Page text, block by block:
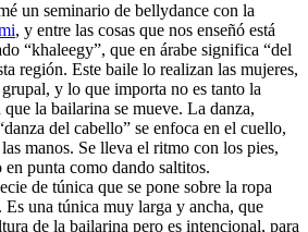
un seminario de bellydance con la
, y entre las cosas que nos enseñó está
“khaleegy”, que en árabe significa “del
región. Este baile lo realizan las mujeres,
y lo que importa no es tanto la
la bailarina se mueve. La danza,
del cabello” se enfoca en el cuello,
manos. Se lleva el ritmo con los pies,
punta como dando saltitos.
de túnica que se pone sobre la ropa
una túnica muy larga y ancha, que
de la bailarina pero es intencional, para